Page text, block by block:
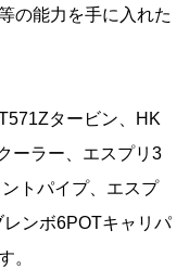
の能力を手に入れた
タービン、HK
ーラー、エスプリ3
トパイプ、エスプ
ンボ6POTキャリパ
。